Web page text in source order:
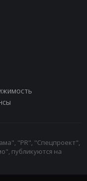
"PR", "Спецпроект",
публикуются на